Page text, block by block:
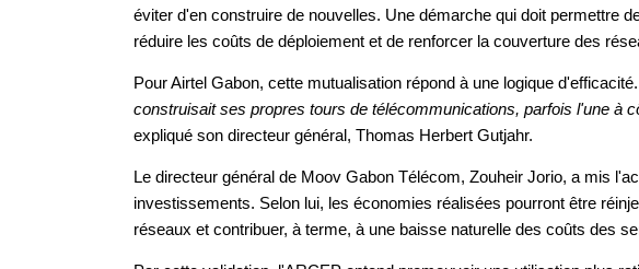
éviter d'en construire de nouvelles. Une démarche qui doit permettre
réduire les coûts de déploiement et de renforcer la couverture des
Pour Airtel Gabon, cette mutualisation répond à une logique d'efficacité.
construisait ses propres tours de télécommunications, parfois l'une à
expliqué son directeur général, Thomas Herbert Gutjahr.
Le directeur général de Moov Gabon Télécom, Zouheir Jorio, a mis
investissements. Selon lui, les économies réalisées pourront être
réseaux et contribuer, à terme, à une baisse naturelle des coûts des